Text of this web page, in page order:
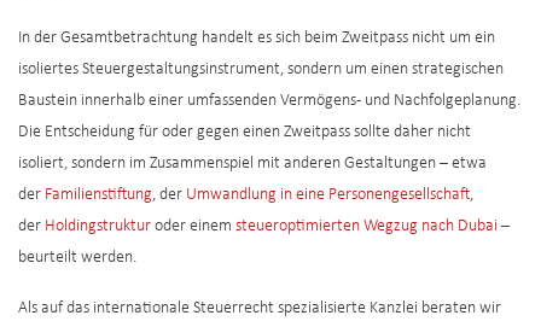
In der Gesamtbetrachtung handelt es sich beim Zweitpass nicht um ein
isoliertes Steuergestaltungsinstrument, sondern um einen strategischen
Baustein innerhalb einer umfassenden Vermögens- und Nachfolgeplanung.
Die Entscheidung für oder gegen einen Zweitpass sollte daher nicht
isoliert, sondern im Zusammenspiel mit anderen Gestaltungen – etwa
der Familienstiftung, der Umwandlung in eine Personengesellschaft,
der Holdingstruktur oder einem steueroptimierten Wegzug nach Dubai –
beurteilt werden.
Als auf das internationale Steuerrecht spezialisierte Kanzlei beraten wir